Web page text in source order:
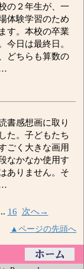
の２年生が、一
体験学習のため
す。本校の卒業
今日は最終日。
どちらも算数の
書感想画に取り
た。子どもたち
ごく大きな画用
なかなか使用す
ありません。そ
16 次へ→
▲ページの先頭へ